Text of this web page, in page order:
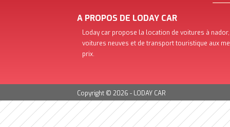
A PROPOS DE LODAY CAR
Loday car propose la location de voitures à
voitures neuves et de transport touristique aux
prix.
Copyright © 2026 - LODAY CAR